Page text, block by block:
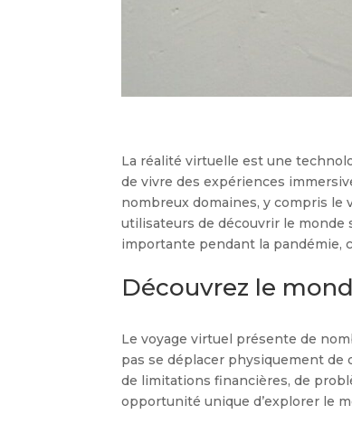
La réalité virtuelle est une
de vivre des expériences
nombreux domaines, y compris le
utilisateurs de découvrir le
importante pendant la pandémie,
Découvrez le
Le voyage virtuel présente de
pas se déplacer physiquement de
de limitations financières, de
opportunité unique d’explorer le